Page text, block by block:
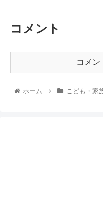
コメント
コメン
ホーム こども・家